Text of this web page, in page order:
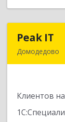
Peak IT
Домодедово
Клиентов